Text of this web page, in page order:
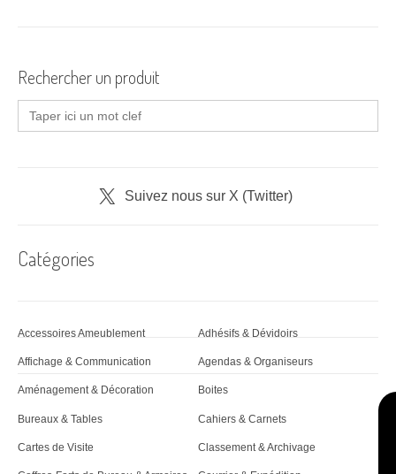
a
t
i
'
r
t
i
c
l
Rechercher un produit
Search
for:
Suivez nous sur X (Twitter)
Catégories
Accessoires Ameublement Adhésifs & Dévidoirs
Affichage & Communication Agendas & Organiseurs
Aménagement & Décoration Boites
Bureaux & Tables Cahiers & Carnets
Cartes de Visite Classement & Archivage